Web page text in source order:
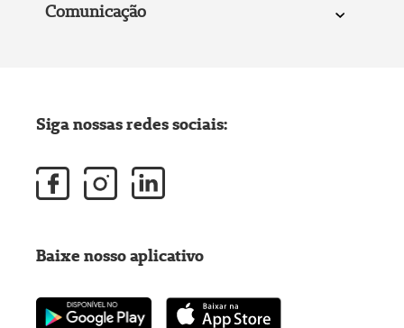
Comunicação
Siga nossas redes sociais:
Baixe nosso aplicativo